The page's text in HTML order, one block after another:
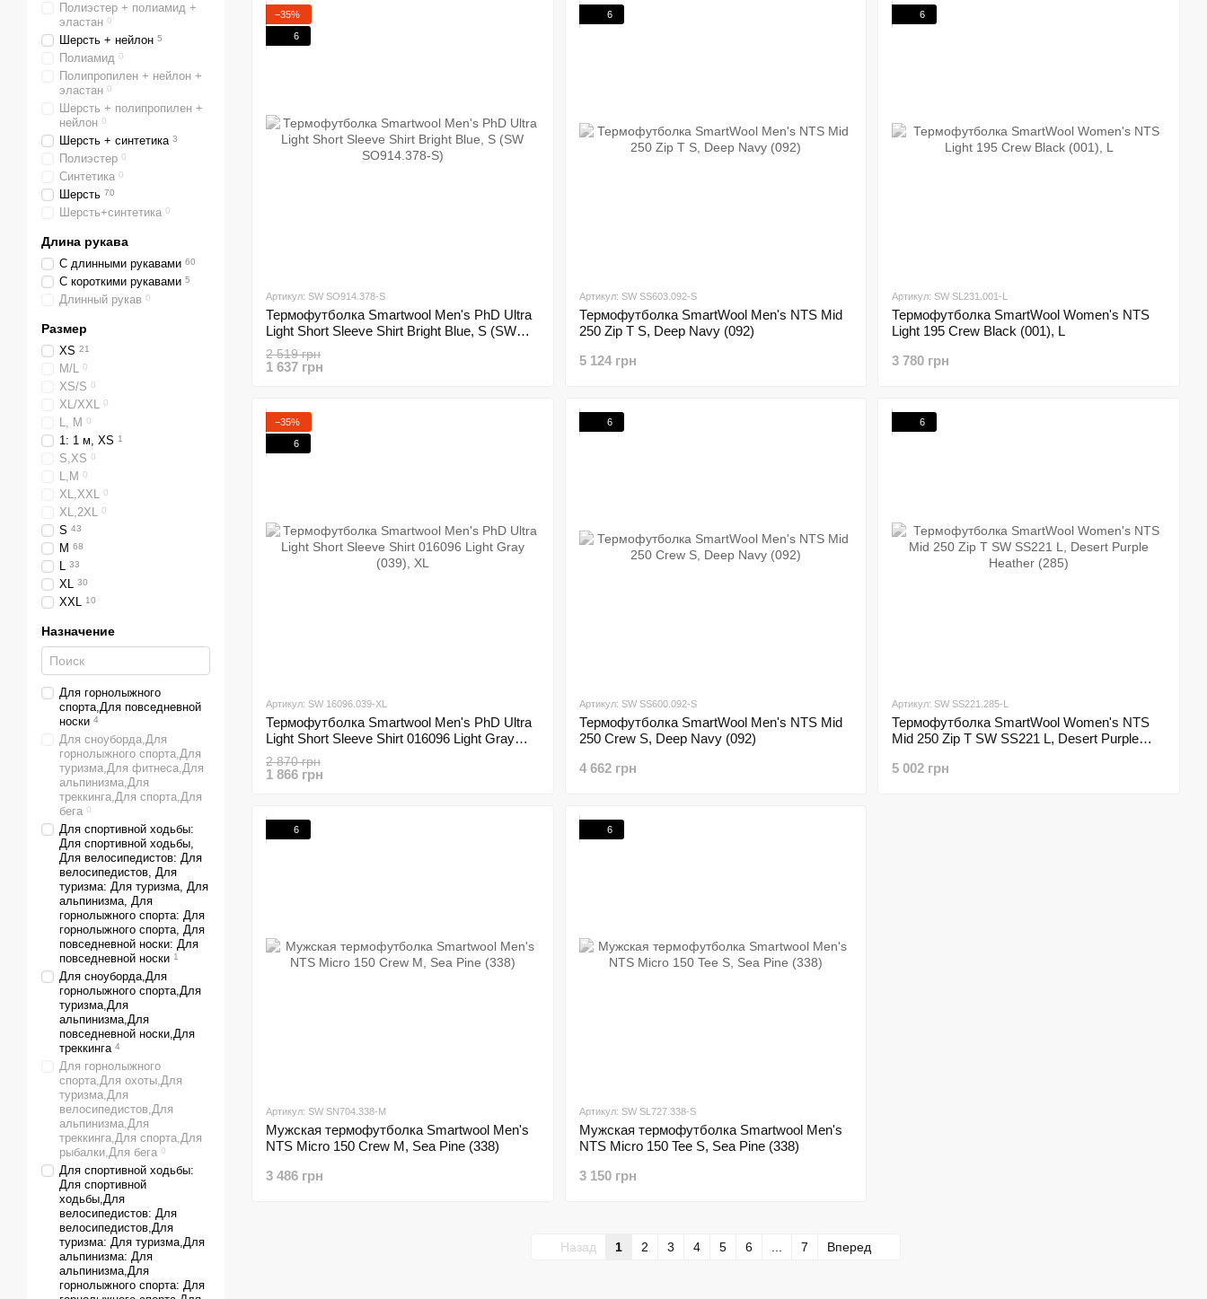
−35%
6
Артикул: SW SO914.378-S
Термофутболка Smartwool Men's PhD Ultra
Light Short Sleeve Shirt Bright Blue, S (SW
SO914.378-S)
2 519 грн
1 637 грн
6
Артикул: SW SS603.092-S
Термофутболка SmartWool Men's NTS Mid
250 Zip T S, Deep Navy (092)
5 124 грн
6
Артикул: SW SL231.001-L
Термофутболка SmartWool Women's NTS
Light 195 Crew Black (001), L
3 780 грн
−35%
6
Артикул: SW 16096.039-XL
Термофутболка Smartwool Men's PhD Ultra
Light Short Sleeve Shirt 016096 Light Gray
(039), XL
2 870 грн
1 866 грн
6
Артикул: SW SS600.092-S
Термофутболка SmartWool Men's NTS Mid
250 Crew S, Deep Navy (092)
4 662 грн
6
Артикул: SW SS221.285-L
Термофутболка SmartWool Women's NTS
Mid 250 Zip T SW SS221 L, Desert Purple
5 002 грн
6
Артикул: SW SN704.338-M
Мужская термофутболка Smartwool Men's
NTS Micro 150 Crew M, Sea Pine (338)
3 486 грн
6
Артикул: SW SL727.338-S
Мужская термофутболка Smartwool Men's
NTS Micro 150 Tee S, Sea Pine (338)
3 150 грн
Назад 1 2 3 4 5 6 7 Вперед
Полиэстер + полиамид +
эластан 0
Шерсть + нейлон 5
Полиамид 0
Полипропилен + нейлон +
эластан 0
Шерсть + полипропилен +
нейлон 0
Шерсть + синтетика 3
Полиэстер 0
Синтетика 0
Шерсть 70
Шерсть+синтетика 0
Длина рукава
С длинными рукавами 60
С короткими рукавами 5
Длинный рукав 0
Размер
XS 21
M/L 0
XS/S 0
XL/XXL 0
L, M 0
1: 1 м, XS 1
S,XS 0
L,M 0
XL,XXL 0
XL,2XL 0
S 43
M 68
L 33
XL 30
XXL 10
Назначение
Для горнолыжного
спорта,Для повседневной
носки 4
Для сноуборда,Для
горнолыжного спорта,Для
туризма,Для фитнеса,Для
альпинизма,Для
треккинга,Для спорта,Для
бега 0
Для спортивной ходьбы:
Для спортивной ходьбы,
Для велосипедистов: Для
велосипедистов, Для
туризма: Для туризма, Для
альпинизма, Для
горнолыжного спорта: Для
горнолыжного спорта, Для
повседневной носки: Для
повседневной носки 1
Для сноуборда,Для
горнолыжного спорта,Для
туризма,Для
альпинизма,Для
повседневной носки,Для
треккинга 4
Для горнолыжного
спорта,Для охоты,Для
туризма,Для
велосипедистов,Для
альпинизма,Для
треккинга,Для спорта,Для
рыбалки,Для бега 0
Для спортивной ходьбы:
Для спортивной
ходьбы,Для
велосипедистов: Для
велосипедистов,Для
туризма: Для туризма,Для
альпинизма: Для
альпинизма,Для
горнолыжного спорта: Для